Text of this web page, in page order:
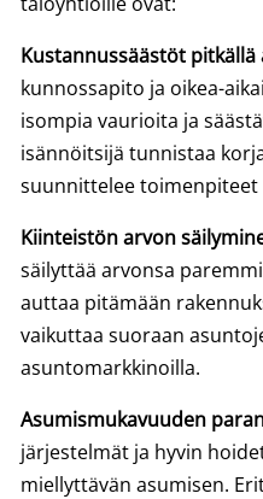
Kustannussäästöt pitkällä
kunnossapito ja oikea-
isompia vaurioita ja
isännöitsijä tunnistaa
suunnittelee
Kiinteistön arvon
säilyttää arvonsa
auttaa pitämään
vaikuttaa suoraan
asuntomarkkinoilla.
Asumismukavuuden
järjestelmät ja hyvin
miellyttävän asumisen.